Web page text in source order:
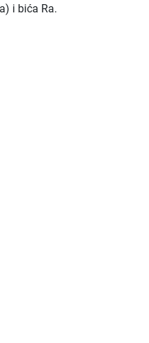
i bića Ra.